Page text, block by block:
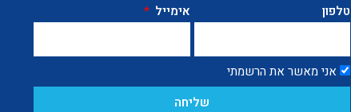
טלפון אימייל
אני מאשר את הרשמתי
שליחה